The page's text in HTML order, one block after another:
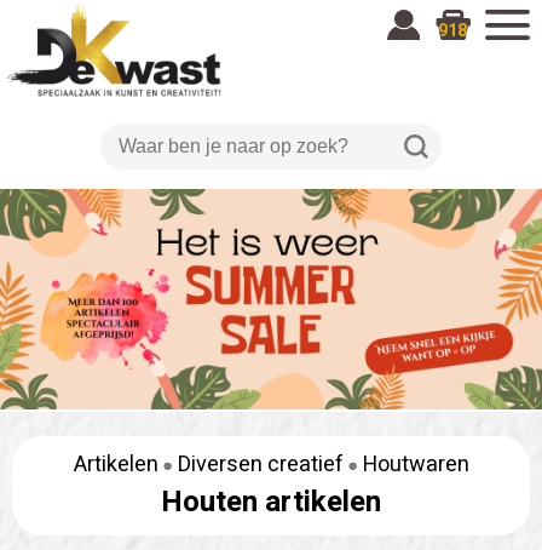
918
Artikelen Diversen creatief Houtwaren
Houten artikelen